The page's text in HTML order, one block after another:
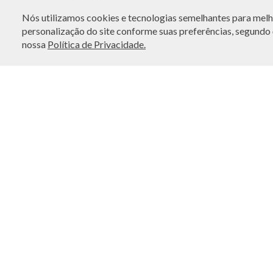
Nós utilizamos cookies e tecnologias semelhantes para
personalização do site conforme suas preferências,
nossa Política de Privacidade.
FRETE CORTESIA NO 10% OFF
NA PRIMEIRA